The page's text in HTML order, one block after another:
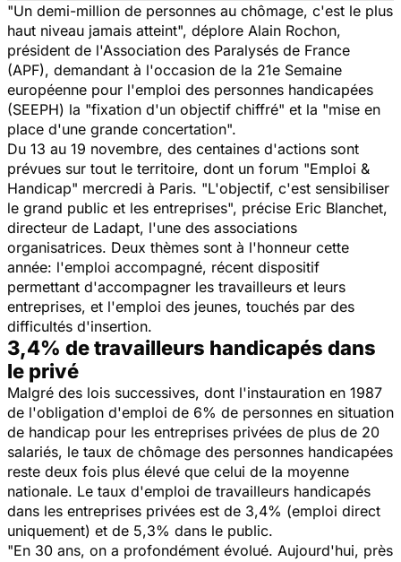
"Un demi-million de personnes au chômage, c'est le plus
haut niveau jamais atteint", déplore Alain Rochon,
président de l'Association des Paralysés de France
(APF), demandant à l'occasion de la 21e Semaine
européenne pour l'emploi des personnes handicapées
(SEEPH) la "fixation d'un objectif chiffré" et la "mise en
place d'une grande concertation".
Du 13 au 19 novembre, des centaines d'actions sont
prévues sur tout le territoire, dont un forum "Emploi &
Handicap" mercredi à Paris. "L'objectif, c'est sensibiliser
le grand public et les entreprises", précise Eric Blanchet,
directeur de Ladapt, l'une des associations
organisatrices. Deux thèmes sont à l'honneur cette
année: l'emploi accompagné, récent dispositif
permettant d'accompagner les travailleurs et leurs
entreprises, et l'emploi des jeunes, touchés par des
difficultés d'insertion.
3,4% de travailleurs handicapés dans
le privé
Malgré des lois successives, dont l'instauration en 1987
de l'obligation d'emploi de 6% de personnes en situation
de handicap pour les entreprises privées de plus de 20
salariés, le taux de chômage des personnes handicapées
reste deux fois plus élevé que celui de la moyenne
nationale. Le taux d'emploi de travailleurs handicapés
dans les entreprises privées est de 3,4% (emploi direct
uniquement) et de 5,3% dans le public.
"En 30 ans, on a profondément évolué. Aujourd'hui, près